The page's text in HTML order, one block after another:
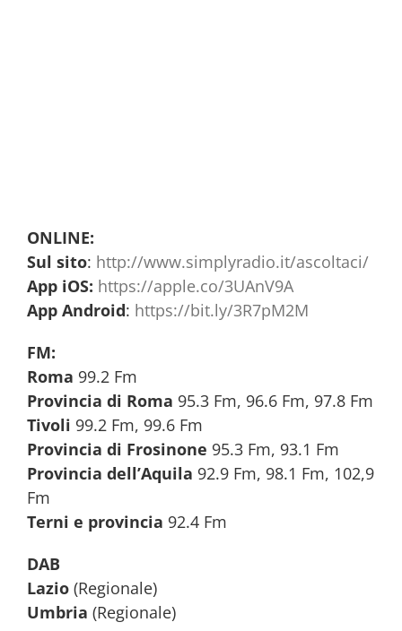
ONLINE:
Sul sito: http://www.simplyradio.it/ascoltaci/
App iOS: https://apple.co/3UAnV9A
App Android: https://bit.ly/3R7pM2M
FM:
Roma 99.2 Fm
Provincia di Roma 95.3 Fm, 96.6 Fm, 97.8 Fm
Tivoli 99.2 Fm, 99.6 Fm
Provincia di Frosinone 95.3 Fm, 93.1 Fm
Provincia dell’Aquila 92.9 Fm, 98.1 Fm, 102,9
Fm
Terni e provincia 92.4 Fm
DAB
Lazio (Regionale)
Umbria (Regionale)